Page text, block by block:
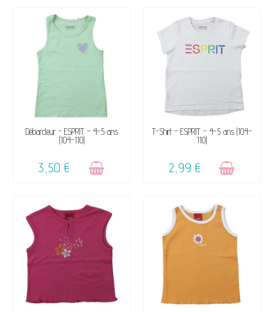
VENDU, VICTIME DE SON
SUCCÈS ☺
Débardeur - ESPRIT - 4-5 ans
(104-110)
3,50 €
VENDU, VICTIME DE SON
SUCCÈS ☺
T-Shirt - ESPRIT - 4-5 ans (104-
110)
2,99 €